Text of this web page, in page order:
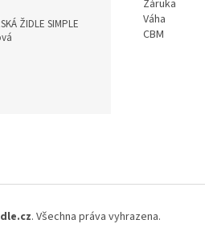
ŽIDLE SIMPLE
Záruka
Váha
CBM
. Všechna práva vyhrazena.